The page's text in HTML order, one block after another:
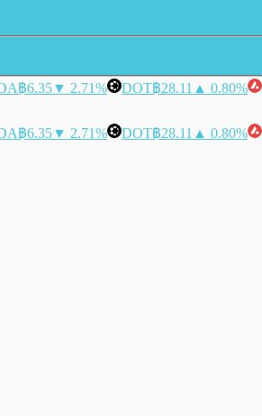
฿6.35▼ 2.71% DOT฿28.11 ▲ 0.80%
฿6.35▼ 2.71% DOT฿28.11 ▲ 0.80%